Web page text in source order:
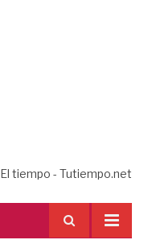
El tiempo - Tutiempo.net